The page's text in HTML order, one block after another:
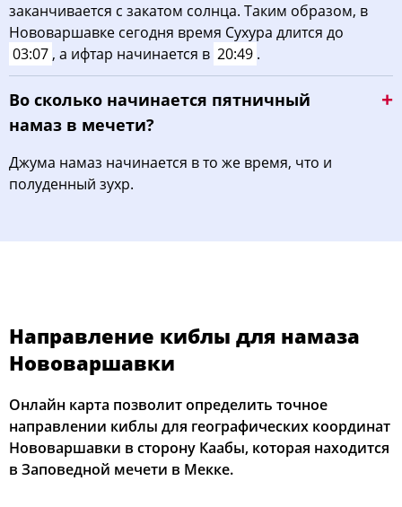
заканчивается с закатом солнца. Таким образом, в
Нововаршавке сегодня время Сухура длится до
03:07 , а ифтар начинается в 20:49 .
Во сколько начинается пятничный
намаз в мечети?
Джума намаз начинается в то же время, что и
полуденный зухр.
Направление киблы для намаза
Нововаршавки
Онлайн карта позволит определить точное
направлении киблы для географических координат
Нововаршавки в сторону Каабы, которая находится
в Заповедной мечети в Мекке.